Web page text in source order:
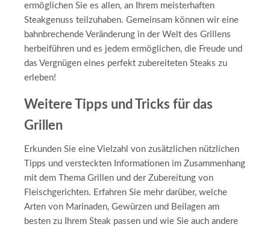
ermöglichen Sie es allen, an Ihrem meisterhaften
Steakgenuss teilzuhaben. Gemeinsam können wir eine
bahnbrechende Veränderung in der Welt des Grillens
herbeiführen und es jedem ermöglichen, die Freude und
das Vergnügen eines perfekt zubereiteten Steaks zu
erleben!
Weitere Tipps und Tricks für das
Grillen
Erkunden Sie eine Vielzahl von zusätzlichen nützlichen
Tipps und versteckten Informationen im Zusammenhang
mit dem Thema Grillen und der Zubereitung von
Fleischgerichten. Erfahren Sie mehr darüber, welche
Arten von Marinaden, Gewürzen und Beilagen am
besten zu Ihrem Steak passen und wie Sie auch andere